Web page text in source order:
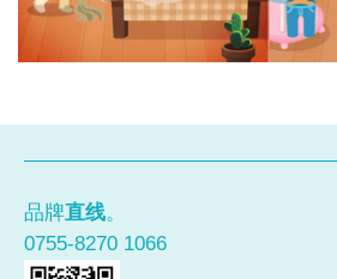
品牌直线。
0755-8270 1066